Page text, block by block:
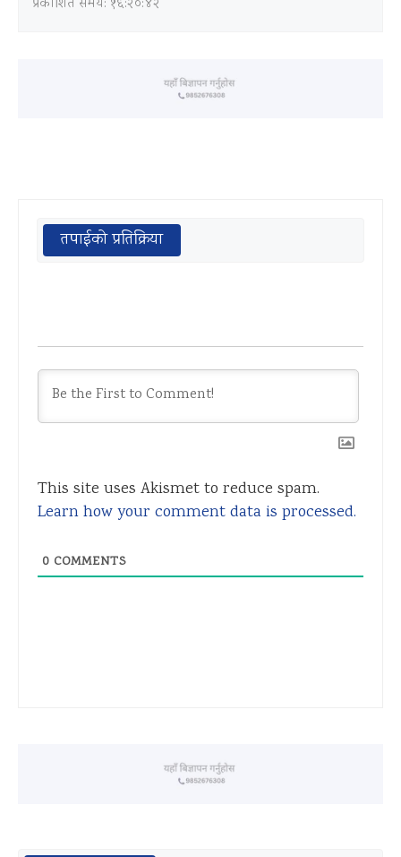
प्रकाशित समय: १६:२०:४२
तपाईको प्रतिक्रिया
This site uses Akismet to reduce spam.
Learn how your comment data is processed.
0 COMMENTS